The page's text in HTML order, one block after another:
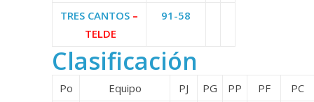
TRES CANTOS –
TELDE
91-58
Clasificación
Po Equipo PJ PG PP PF
PC